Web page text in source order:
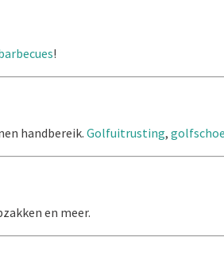
!
handbereik. Golfuitrusting,
en meer.